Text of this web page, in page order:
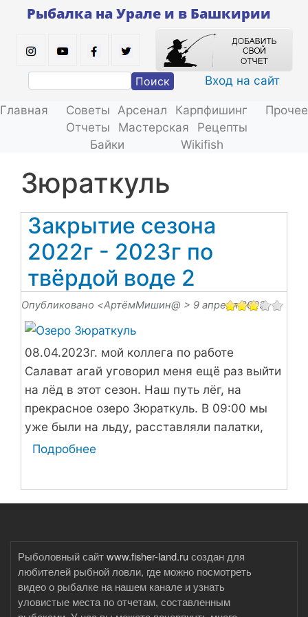
Перейти
основному
содержанию
Рыбалка на Урале и в Башкирии
Поиск Вход на сайт
Главная Советы Арсенал
Карпфишинг
Отчеты
Мастерская
Рецепты
Байки
Wikifish
Прочее
Зюраткуль
Закрытие сезона
2022г - 2023г по
твёрдой воде 2
Опубликовано <АртёмМишин@ > 9 апреля 2023
08.04.2023г. мой коллега по работе
Салават агай уговорил меня ещё раз выйти
на лёд в этот сезон. Наш путь лёг, на
прекрасное озеро Зюраткуль. В 09:00 мы
уже были на льду, расставляли палатки,
делали закорм лунок и готовили наши
Подробнее
сезона
2022г
по
твёрдой
воде
Рыболовный сайтwww.fisher-land.ru создан для
любителей рыбной ловли, где можно посмотреть
видео о рыбалке на нашем канале и узнать
уловистые места по отчетам, составленным